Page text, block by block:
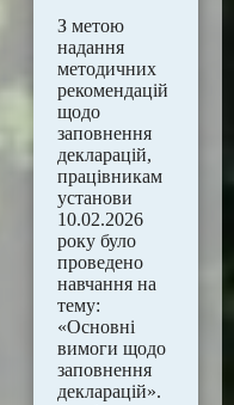
З метою
надання
методичних
рекомендацій
щодо
заповнення
декларацій,
працівникам
установи
10.02.2026
року було
проведено
навчання на
тему:
«Основні
вимоги щодо
заповнення
декларацій».